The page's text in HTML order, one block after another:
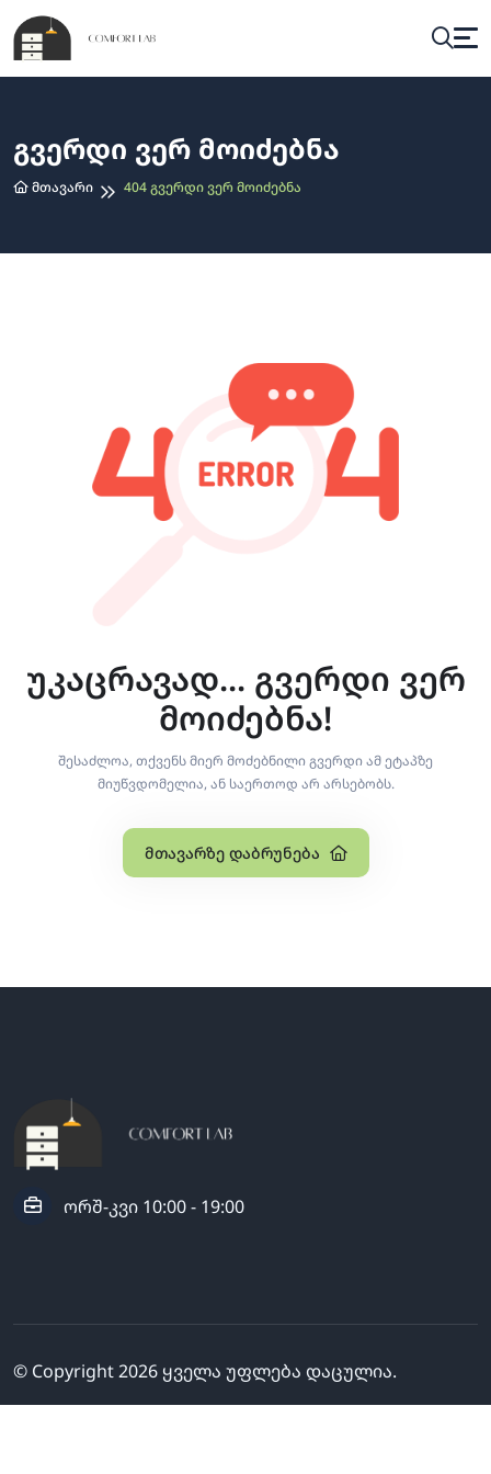
Გვერდი Ვერ Მოიძებნა
Მთავარი 404 Გვერდი Ვერ Მოიძებნა
უკაცრავად... გვერდი ვერ
მოიძებნა!
შესაძლოა, თქვენს მიერ მოძებნილი გვერდი ამ ეტაპზე
მიუწვდომელია, ან საერთოდ არ არსებობს.
Მთავარზე Დაბრუნება
ორშ-კვი 10:00 - 19:00
© Copyright2026 ყველა უფლება დაცულია.